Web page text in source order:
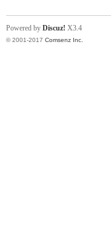
Powered by Discuz! X3.4
© 2001-2017 Comsenz Inc.